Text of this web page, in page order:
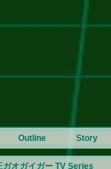
Outline Story
ガオガイガー TV Series